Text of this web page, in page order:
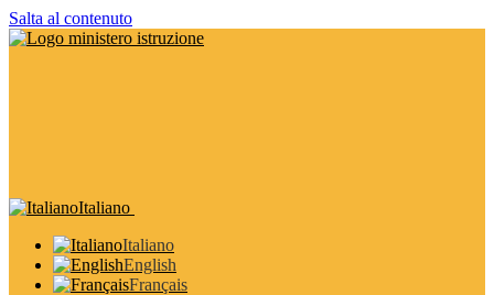
Salta al contenuto
Italiano
Italiano
English
Français